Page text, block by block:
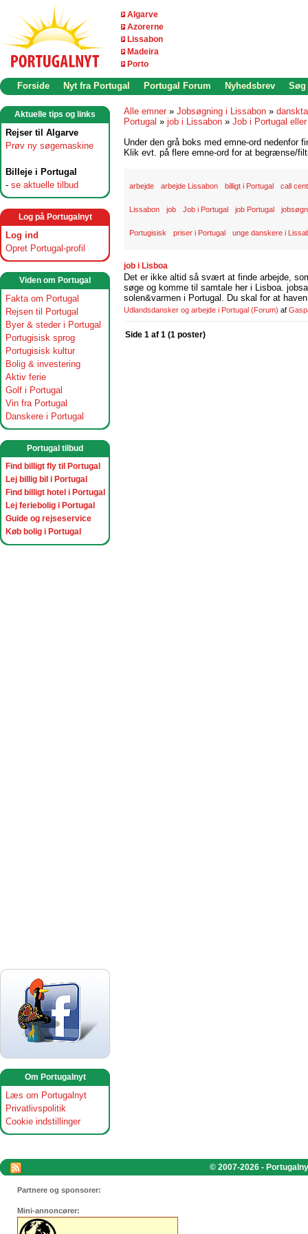
Algarve
Azorerne
Lissabon
Madeira
Porto
Forside Nyt fra Portugal Portugal Forum Nyhedsbrev Søg
Aktuelle tips og links
Rejser til Algarve
Prøv ny søgemaskine
Billeje i Portugal
- se aktuelle tilbud
Log på Portugalnyt
Log ind
Opret Portugal-profil
Viden om Portugal
Fakta om Portugal
Rejsen til Portugal
Byer & steder i Portugal
Portugisisk sprog
Portugisisk kultur
Bolig & investering
Aktiv ferie
Golf i Portugal
Vin fra Portugal
Danskere i Portugal
Portugal tilbud
Find billigt fly til Portugal
Lej billig bil i Portugal
Find billigt hotel i Portugal
Lej feriebolig i Portugal
Guide og rejseservice
Køb bolig i Portugal
Om Portugalnyt
Læs om Portugalnyt
Privatlivspolitik
Cookie indstillinger
Alle emner » Jobsøgning i Lissabon »
Portugal » job i Lissabon » Job i Portugal
Under den grå boks med emne-ord nedenfor
Klik evt. på flere emne-ord for at begrænse/
arbejde arbejde Lissabon billigt i Portugal call
Lissabon job Job i Portugal job Portugal
Portugisisk priser i Portugal unge danskere i
job i Lisboa
Det er ikke altid så svært at finde arbejde,
søge og komme til samtale her i Lisboa.
solen&varmen i Portugal. Du skal for at
Udlandsdansker og arbejde i Portugal (Forum) af
Side 1 af 1 (1 poster)
© 2007-2026 -
Partnere og sponsorer:
Mini-annoncører: